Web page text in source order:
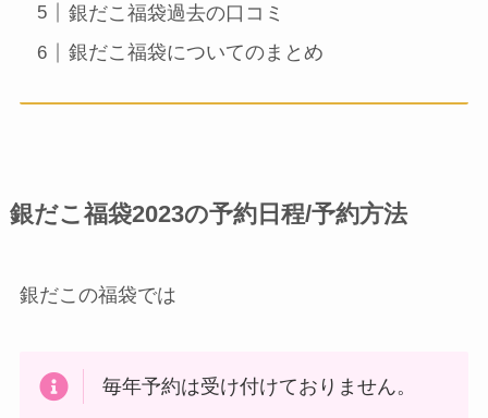
銀だこ福袋過去の口コミ
銀だこ福袋についてのまとめ
銀だこ福袋2023の予約日程/予約方法
銀だこの福袋では
毎年予約は受け付けておりません。